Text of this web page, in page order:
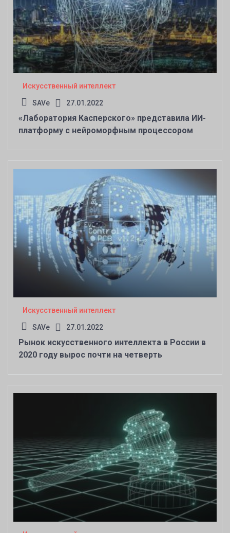
Искусственный интеллект
SAVe 27.01.2022
«Лаборатория Касперского» представила ИИ-
платформу с нейроморфным процессором
Искусственный интеллект
SAVe 27.01.2022
Рынок искусственного интеллекта в России в
2020 году вырос почти на четверть